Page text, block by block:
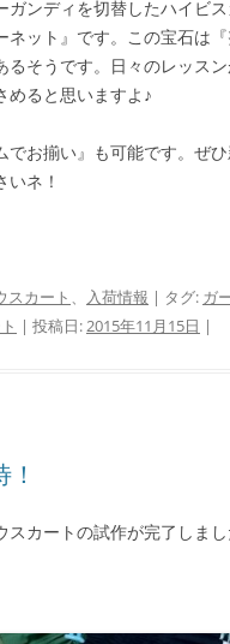
ガンディを切替したハイビ
ネット』です。この宝石は『
るそうです。日々のレッス
めると思いますよ♪
でお揃い』も可能です。ぜ
いネ！
スカート 、 入荷情報 | タグ: ガ
| 投稿日:2015年11月15日 |
スカートの試作が完了しまし